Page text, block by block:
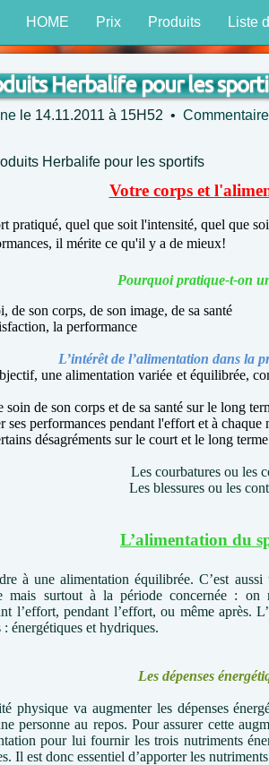
HOME Prix Produits Liste
Herbalife pour les
le 14.11.2011 à 15H52 •
Votre corps et
pratiqué, quel que soit l'intensité, quel que
il mérite ce qu'il y a de mieux!
Pourquoi pratique-t-on
de son corps, de son image, de sa santé
la performance
L’intérêt de l’alimentation dans la
une alimentation variée et équilibrée,
soin de son corps et de sa santé sur le long
ses performances pendant l'effort et à chaque
désagréments sur le court et le long
Les courbatures ou les
Les blessures ou les
L’alimentation du
à une alimentation équilibrée. C’est
mais surtout à la période concernée :
l’effort, pendant l’effort, ou même après.
énergétiques et hydriques.
Les dépenses
physique va augmenter les dépenses
personne au repos. Pour assurer cette
pour lui fournir les trois nutriments
Il est donc essentiel d’apporter les